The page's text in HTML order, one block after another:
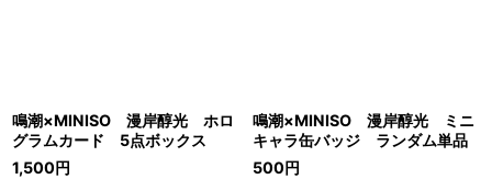
鳴潮×MINISO 漫岸醇光 ホロ
グラムカード 5点ボックス
1,500円
鳴潮×MINISO 漫岸醇光 ミニ
キャラ缶バッジ ランダム単品
500円